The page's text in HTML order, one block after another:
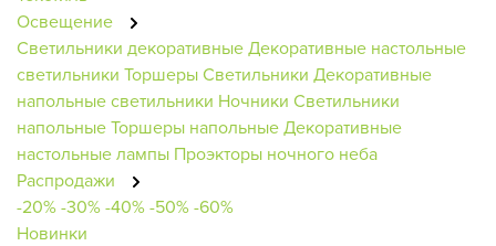
Освещение
Светильники декоративныеДекоративные настольные
светильники ТоршерыСветильники Декоративные
напольные светильники Ночники Светильники
напольныеТоршеры напольныеДекоративные
настольные лампы Проэкторы ночного неба
Распродажи
-20%-30%-40%-50%-60%
Новинки